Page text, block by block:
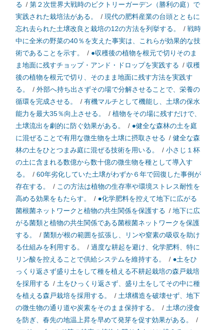
る / 第２次世界大戦時のビクトリーガーデン（勝利の庭）で
実践された栽培法がある。
/ 現代の肥料産業の台頭とともに
忘れ去られた土壌改良と栽培の12の方法を列挙する。
/ 戦時
中に全米の野菜の40％を支えた事実は、これらが効果的な技
術であることを示す。
/ ●収穫後の植物を根元で切りそのま
ま地面に残すチョップ・アンド・ドロップを実践する / 収穫
後の植物を根元で切り、そのまま地面に残す方法を実践す
る。
/ 外部へ持ち出さずその場で分解させることで、栄養の
循環を完成させる。
/ 有機マルチとして機能し、土壌の保水
能力を最大35％向上させる。
/ 植物をその場に残すだけで、
土壌流出を劇的に防ぐ効果がある。
/ ●健全な森林の土を庭
に混ぜることで有用な微生物を土壌に摂取させる / 健全な森
林の土をひとつまみ庭に混ぜる技術を用いる。
/ 小さじ１杯
の土に含まれる数億から数十億の微生物を種として導入す
る。
/ 60年劣化していた土壌がわずか６年で回復した事例が
存在する。
/ この方法は植物の生存率や環境ストレス耐性を
高める効果をもたらす。
/ ●化学肥料を控えて地下に広がる
菌根菌ネットワークと植物の共生関係を保護する / 地下に広
がる菌類と植物の共生関係である菌根菌ネットワークを保護
する。
/ 菌類が根の範囲を拡張し、リンや窒素の吸収を助け
る仕組みを利用する。
/ 過度な耕起を避け、化学肥料、特に
リン酸を控えることで供給システムを維持する。
/ ●土をひ
っくり返さず盛り土をして種を植える不耕起栽培の森戸栽培
を採用する / 土をひっくり返さず、盛り土をしてその中に種
を植える森戸栽培を採用する。
/ 土壌構造を破壊せず、地下
の微生物の通り道や炭素をそのまま保持する。
/ 土壌の浸食
を防ぎ、春先の地温上昇を早めて発芽を促す効果がある。
/